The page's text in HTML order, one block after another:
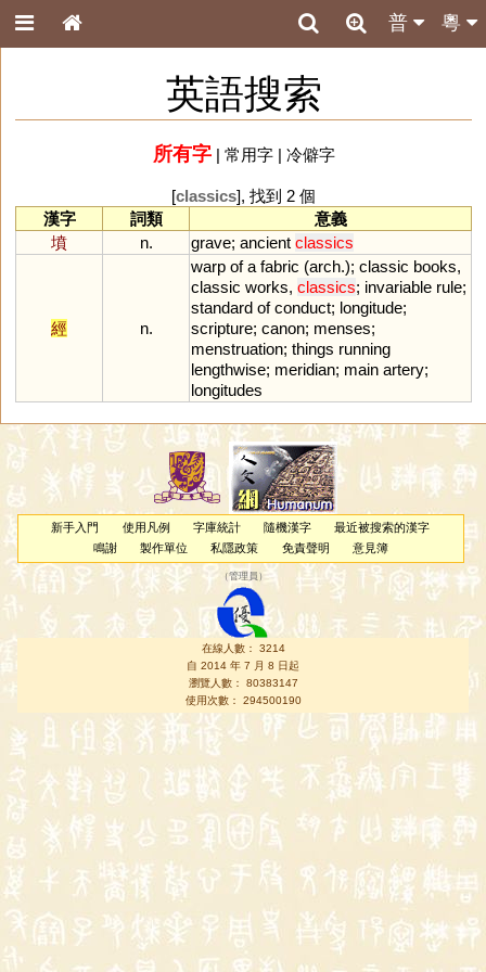
粵
普
英語搜索
所有字| 常用字| 冷僻字
[classics], 找到 2 個
漢字
詞類
意義
墳
n. grave; ancient classics
經 n.
warp of a fabric (arch.); classic books,
classic works, classics; invariable rule;
standard of conduct; longitude;
scripture; canon; menses;
menstruation; things running
lengthwise; meridian; main artery;
longitudes
新手入門 使用凡例 字庫統計 隨機漢字
最近被搜索的漢字
鳴謝
製作單位 私隱政策 免責聲明 意見簿
（管理員 ）
在線人數： 3214
自 2014 年 7 月 8 日起
瀏覽人數： 80383147
使用次數： 294500190